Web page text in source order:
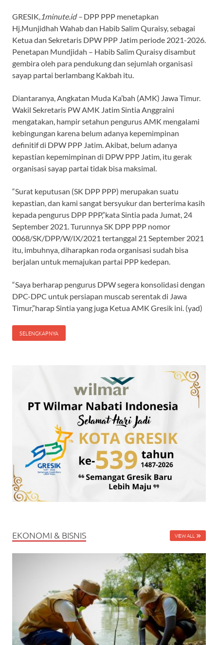
GRESIK, 1minute.id – DPP PPP menetapkan
Hj.Munjidhah Wahab dan Habib Salim Quraisy, sebagai
Ketua dan Sekretaris DPW PPP Jatim periode 2021-2026.
Penetapan Mundjidah – Habib Salim Quraisy disambut
gembira oleh para pendukung dan sejumlah organisasi
sayap partai berlambang Kakbah itu.
Diantaranya, Angkatan Muda Ka’bah (AMK) Jawa Timur.
Wakil Sekretaris PW AMK Jatim Sintia Anggraini
mengatakan, hampir setahun pengurus AMK mengalami
kebingungan karena belum adanya kepemimpinan
definitif di DPW PPP Jatim. Akibat, belum adanya
kepastian kepemimpinan di DPW PPP Jatim, itu gerak
organisasi sayap partai tidak bisa maksimal.
“Surat keputusan (SK DPP PPP) merupakan suatu
kepastian, dan kami sangat bersyukur dan berterima kasih
kepada pengurus DPP PPP,”kata Sintia pada Jumat, 24
September 2021. Turunnya SK DPP PPP nomor
0068/SK/DPP/W/IX/2021 tertanggal 21 September 2021
itu, imbuhnya, diharapkan roda organisasi sudah bisa
berjalan untuk memajukan partai PPP kedepan.
“Saya berharap pengurus DPW segera konsolidasi dengan
DPC-DPC untuk persiapan muscab serentak di Jawa
Timur,”harap Sintia yang juga Ketua AMK Gresik ini. (yad)
SELENGKAPNYA
EKONOMI & BISNIS VIEW ALL